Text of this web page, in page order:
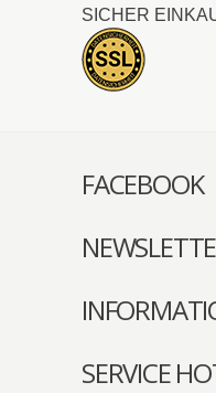
SICHER
FACEBOOK
SERVICE